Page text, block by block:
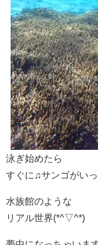
泳ぎ始めたら
すぐに♫サンゴがい
水族館のような
リアル世界(*^▽^*)